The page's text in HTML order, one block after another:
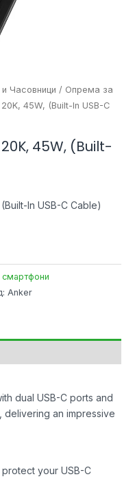
Часовници / Опрема за
45W, (Built-In USB-C
45W, (Built-
In USB-C Cable)
Anker
dual USB-C ports and
an impressive
your USB-C